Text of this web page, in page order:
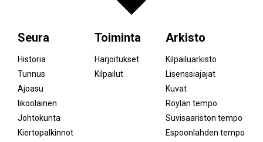
Seura
Historia
Tunnus
Ajoasu
Iikoolainen
Johtokunta
Kiertopalkinnot
Toiminta
Harjoitukset
Kilpailut
Arkisto
Kilpailuarkisto
Lisenssiajajat
Kuvat
Röylän tempo
Suvisaariston tempo
Espoonlahden tempo